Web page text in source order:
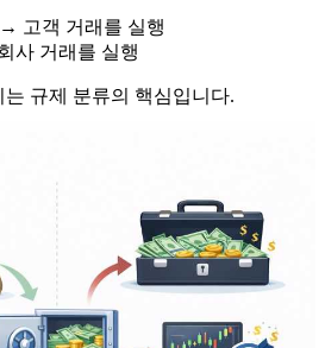
→ 고객 거래를 실행
사 거래를 실행
규제 분류의 핵심입니다.